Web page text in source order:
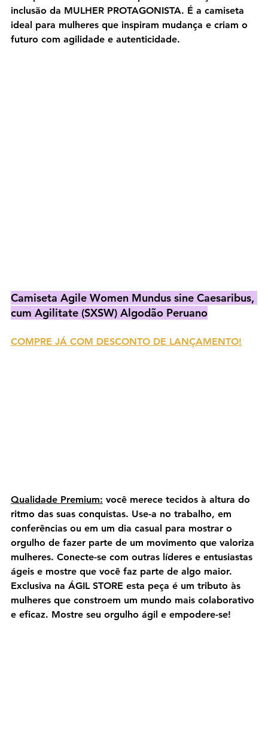
inclusão da MULHER PROTAGONISTA. É a camiseta
ideal para mulheres que inspiram mudança e criam o
futuro com agilidade e autenticidade.
Camiseta Agile Women Mundus sine Caesaribus,
cum Agilitate (SXSW) Algodão Peruano
COMPRE JÁ COM DESCONTO DE LANÇAMENTO!
Qualidade Premium: você merece tecidos à altura do
ritmo das suas conquistas. Use-a no trabalho, em
conferências ou em um dia casual para mostrar o
orgulho de fazer parte de um movimento que valoriza
mulheres. Conecte-se com outras líderes e entusiastas
ágeis e mostre que você faz parte de algo maior.
Exclusiva na ÁGIL STORE esta peça é um tributo às
mulheres que constroem um mundo mais colaborativo
e eficaz. Mostre seu orgulho ágil e empodere-se!